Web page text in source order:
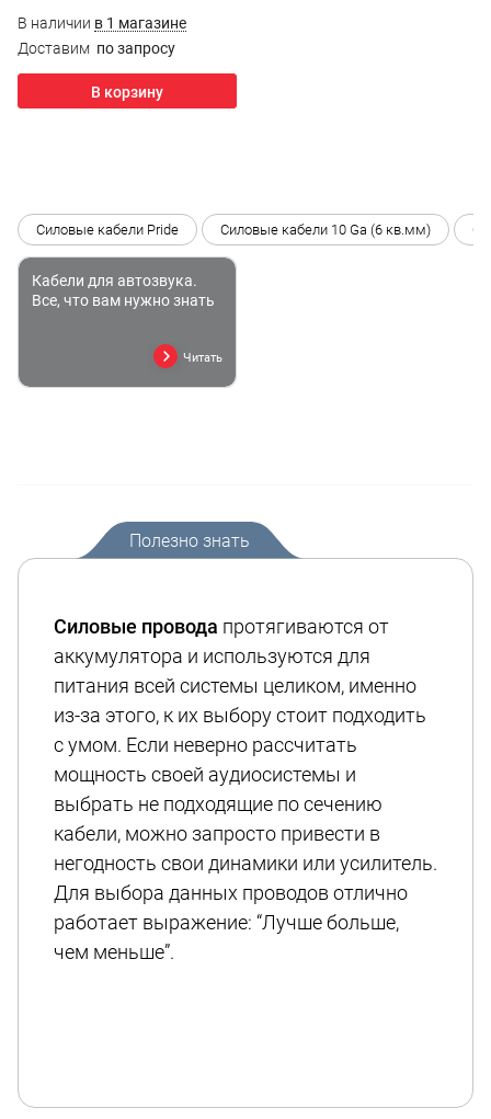
В наличии в 1 магазине
Доставим по запросу
В корзину
Силовые кабели Pride Силовые кабели 10 Ga (6 кв.мм)
Кабели для автозвука.
Все, что вам нужно знать
Читать
Полезно знать
Силовые провода протягиваются от
аккумулятора и используются для
питания всей системы целиком, именно
из-за этого, к их выбору стоит подходить
с умом. Если неверно рассчитать
мощность своей аудиосистемы и
выбрать не подходящие по сечению
кабели, можно запросто привести в
негодность свои динамики или усилитель.
Для выбора данных проводов отлично
работает выражение: “Лучше больше,
чем меньше”.